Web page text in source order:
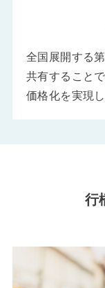
全国展開する
共有すること
価格化を実現
行